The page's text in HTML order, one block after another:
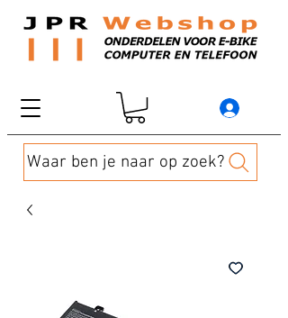
Waar ben je naar op zoek?